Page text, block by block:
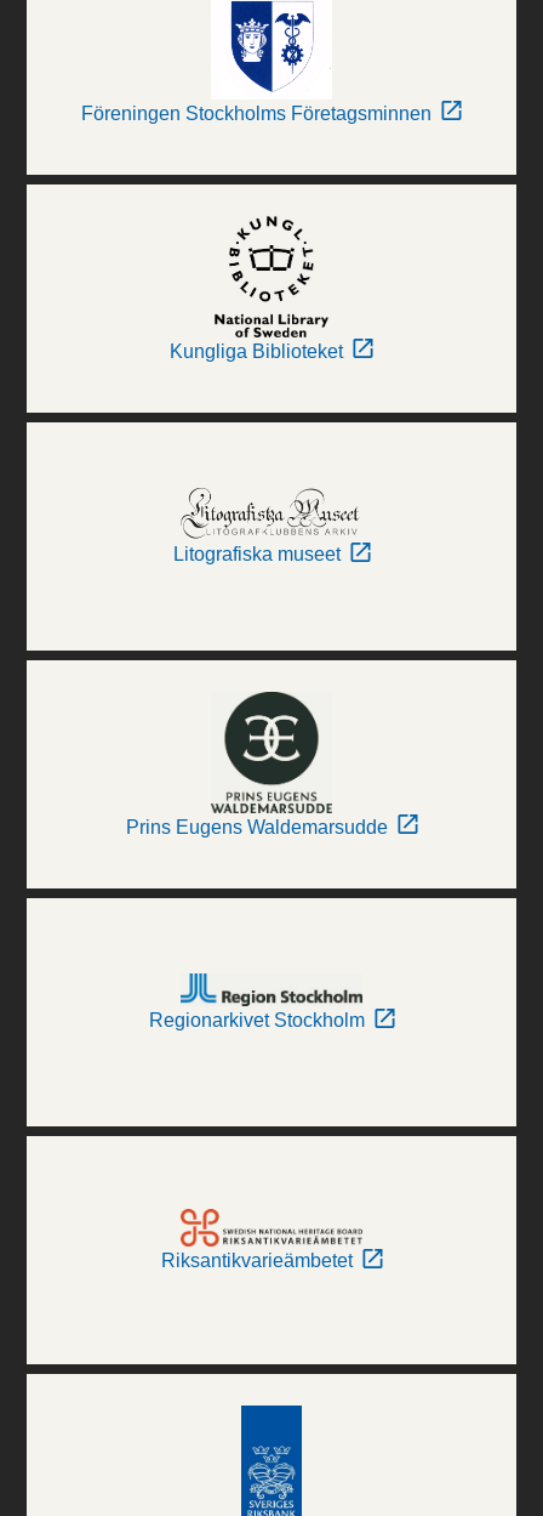
Föreningen Stockholms Företagsminnen
Kungliga Biblioteket
Litografiska museet
Prins Eugens Waldemarsudde
Regionarkivet Stockholm
Riksantikvarieämbetet